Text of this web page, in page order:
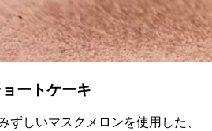
ートケーキ
ずしいマスクメロンを使用した、